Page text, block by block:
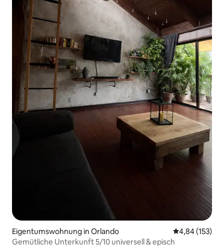
Eigentumswohnung in Orlando
4,84 (153)
Gemütliche Unterkunft 5/10 universell & episch